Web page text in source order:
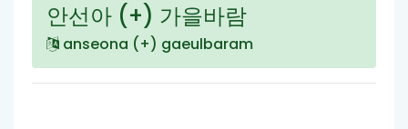
안선아 (+) 가을바람
anseona (+) gaeulbaram